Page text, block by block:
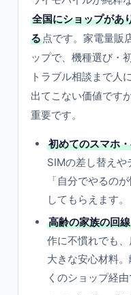
全国にショップがあ
る 点です。家電量販
ップで、機種選び・
トラブル相談まで人
出てこない価値です
重要です。
初めてのスマホ
SIMの差し替えや
「自分でやるの
してもらえます。
高齢の家族の回
作に不慣れでも
大きな安心材料
くのショップ経